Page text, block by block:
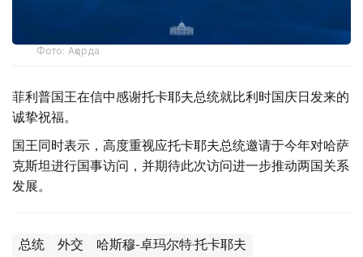
Фото: Ақорда
菲利普国王在信中感谢托卡耶夫总统就比利时国庆日发来的
诚挚祝福。
国王同时表示，高度重视应托卡耶夫总统邀请于今年对哈萨
克斯坦进行国事访问，并期待此次访问进一步推动两国关系
发展。
总统 外交 哈斯穆-卓玛尔特·托卡耶夫